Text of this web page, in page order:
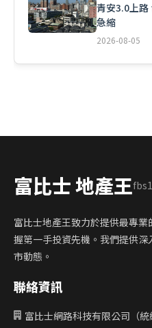
青安3.0上路
急縮
2026-08-05
富比士 地產王
富比士地產王致力於提供最專
握第一手投資先機。我們提供
市動態。
聯絡資訊
富比士網路科技有限公司（統